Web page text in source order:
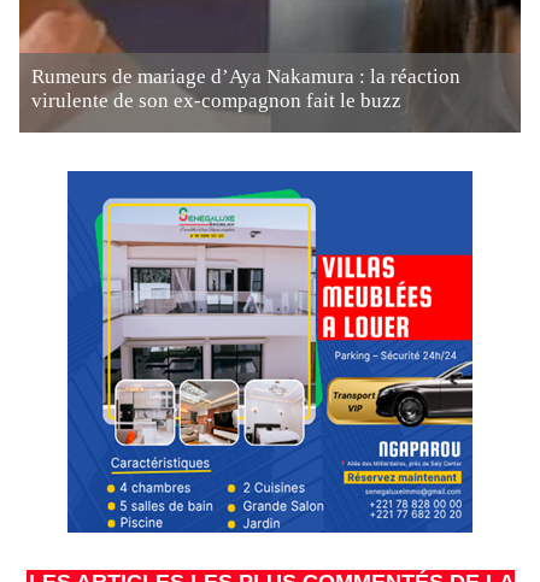
Rumeurs de mariage d’Aya Nakamura : la réaction
virulente de son ex-compagnon fait le buzz